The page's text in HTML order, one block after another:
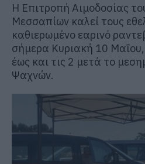
Η Επιτροπή Αιμοδοσίας
Μεσσαπίων καλεί τους
καθιερωμένο εαρινό
σήμερα Κυριακή 10
έως και τις 2 μετά το
Ψαχνών.